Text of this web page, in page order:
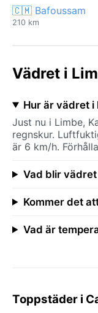
🇨🇲 Bafoussam
210 km
Vädret i
Hur är vädret i
Just nu i Limbe,
regnskur.
är 6 km/h.
Vad blir
Kommer det
Vad är
Toppstäder i